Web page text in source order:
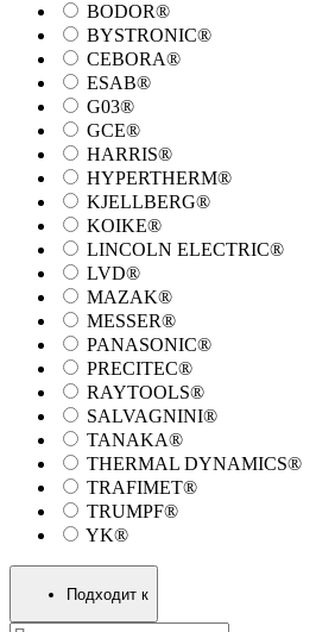
BODOR®
BYSTRONIC®
CEBORA®
ESAB®
G03®
GCE®
HARRIS®
HYPERTHERM®
KJELLBERG®
KOIKE®
LINCOLN ELECTRIC®
LVD®
MAZAK®
MESSER®
PANASONIC®
PRECITEC®
RAYTOOLS®
SALVAGNINI®
TANAKA®
THERMAL DYNAMICS®
TRAFIMET®
TRUMPF®
YK®
Подходит к